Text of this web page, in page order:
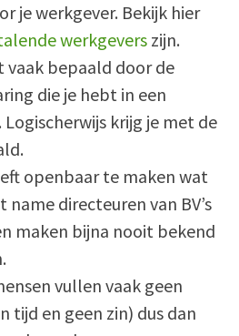
je werkgever. Bekijk hier
werkgevers zijn.
vaak bepaald door de
die je hebt in een
krijg je met de
openbaar te maken wat
name directeuren van BV’s
maken bijna nooit bekend
vullen vaak geen
tijd en geen zin) dus dan